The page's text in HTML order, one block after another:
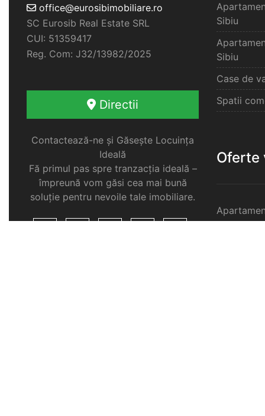
office@eurosibimobiliare.ro
SC Eurosib Real Estate SRL
CUI: 51359417
Reg. Com: J32/13982/2025
Directii
Contactează-ne și Găsește Locuința
Ideală
Fă primul pas spre tranzacția ideală –
împreună vom găsi cea mai bună
soluție pentru nevoile tale imobiliare.
Sibiu
Sibiu
Case de
Spatii
Oferte